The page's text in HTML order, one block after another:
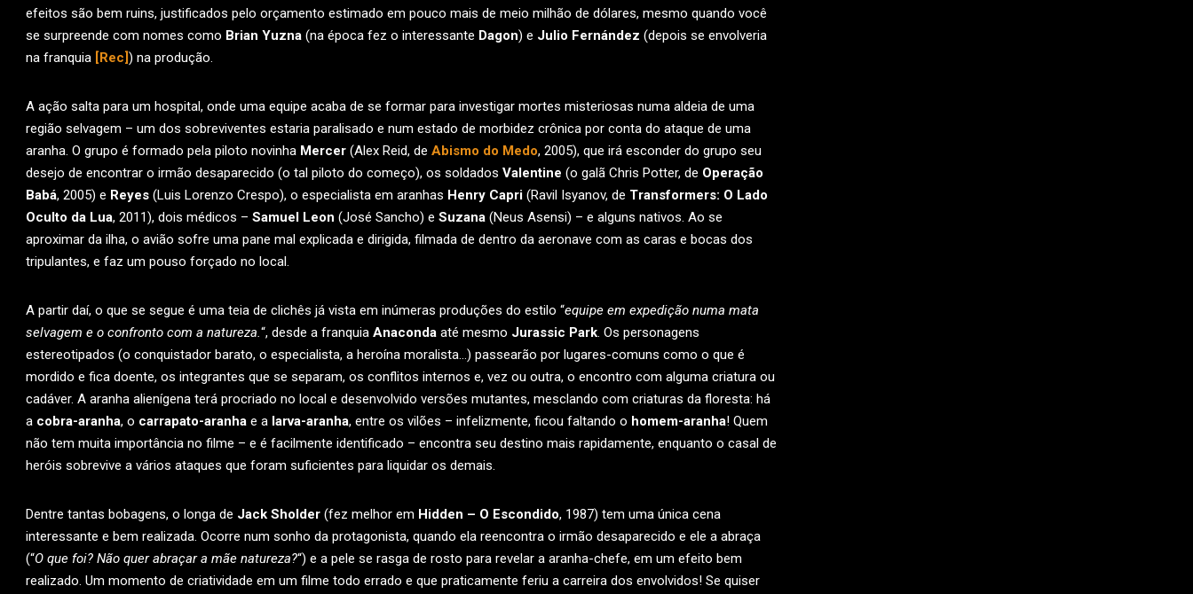
efeitos são bem ruins, justificados pelo orçamento estimado em pouco mais de meio milhão de dólares, mesmo quando você
se surpreende com nomes como Brian Yuzna (na época fez o interessante Dagon) e Julio Fernández (depois se envolveria
na franquia [Rec]) na produção.
A ação salta para um hospital, onde uma equipe acaba de se formar para investigar mortes misteriosas numa aldeia de uma
região selvagem – um dos sobreviventes estaria paralisado e num estado de morbidez crônica por conta do ataque de uma
aranha. O grupo é formado pela piloto novinha Mercer (Alex Reid, de Abismo do Medo, 2005), que irá esconder do grupo seu
desejo de encontrar o irmão desaparecido (o tal piloto do começo), os soldados Valentine (o galã Chris Potter, de Operação
Babá, 2005) e Reyes (Luis Lorenzo Crespo), o especialista em aranhas Henry Capri (Ravil Isyanov, de Transformers: O Lado
Oculto da Lua, 2011), dois médicos – Samuel Leon (José Sancho) e Suzana (Neus Asensi) – e alguns nativos. Ao se
aproximar da ilha, o avião sofre uma pane mal explicada e dirigida, filmada de dentro da aeronave com as caras e bocas dos
tripulantes, e faz um pouso forçado no local.
A partir daí, o que se segue é uma teia de clichês já vista em inúmeras produções do estilo “equipe em expedição numa mata
selvagem e o confronto com a natureza.“, desde a franquia Anaconda até mesmo Jurassic Park. Os personagens
estereotipados (o conquistador barato, o especialista, a heroína moralista…) passearão por lugares-comuns como o que é
mordido e fica doente, os integrantes que se separam, os conflitos internos e, vez ou outra, o encontro com alguma criatura ou
cadáver. A aranha alienígena terá procriado no local e desenvolvido versões mutantes, mesclando com criaturas da floresta: há
a cobra-aranha, o carrapato-aranha e a larva-aranha, entre os vilões – infelizmente, ficou faltando o homem-aranha! Quem
não tem muita importância no filme – e é facilmente identificado – encontra seu destino mais rapidamente, enquanto o casal de
heróis sobrevive a vários ataques que foram suficientes para liquidar os demais.
Dentre tantas bobagens, o longa de Jack Sholder (fez melhor em Hidden – O Escondido, 1987) tem uma única cena
interessante e bem realizada. Ocorre num sonho da protagonista, quando ela reencontra o irmão desaparecido e ele a abraça
(“O que foi? Não quer abraçar a mãe natureza?“) e a pele se rasga de rosto para revelar a aranha-chefe, em um efeito bem
realizado. Um momento de criatividade em um filme todo errado e que praticamente feriu a carreira dos envolvidos! Se quiser